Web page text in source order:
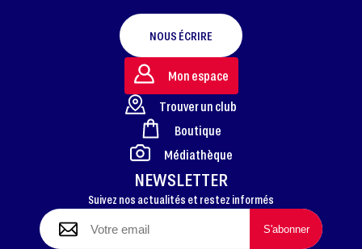
FOOTER
NOUS ÉCRIRE
NEWSLETTER
Suivez nos actualités et restez informés
Mon espace
Trouver un club
Boutique
Médiathèque